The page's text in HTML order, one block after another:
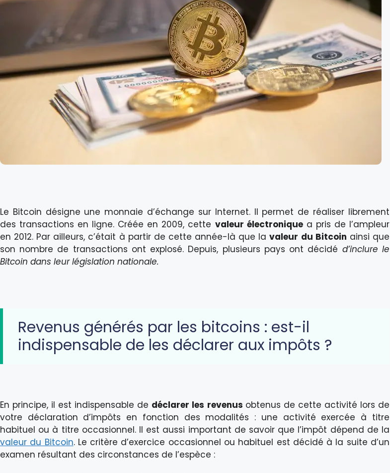
Le Bitcoin désigne une monnaie d’échange sur Internet. Il permet de réaliser librement
des transactions en ligne. Créée en 2009, cette valeur électroniquea pris de l’ampleur
en 2012. Par ailleurs, c’était à partir de cette année-là que lavaleur du Bitcoin ainsi que
son nombre de transactions ont explosé. Depuis, plusieurs pays ont décidé d’inclure le
Bitcoin dans leur législation nationale.
Revenus générés par les bitcoins : est-il
indispensable de les déclarer aux impôts ?
En principe, il est indispensable de déclarer les revenus obtenus de cette activité lors de
votre déclaration d’impôts en fonction des modalités : une activité exercée à titre
habituel ou à titre occasionnel. Il est aussi important de savoir que l’impôt dépend de la
valeur du Bitcoin. Le critère d’exercice occasionnel ou habituel est décidé à la suite d’un
examen résultant des circonstances de l’espèce :